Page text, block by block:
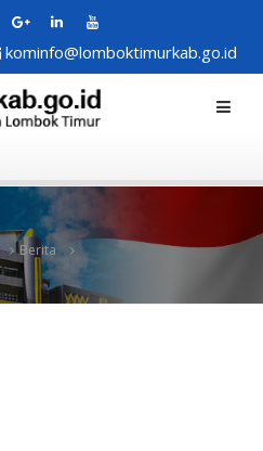
kominfo@lomboktimurkab.go.id
Berita